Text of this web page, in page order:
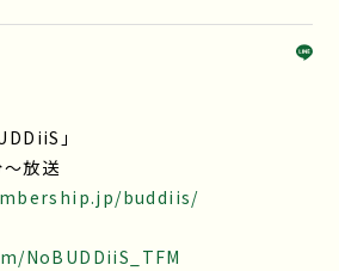
」
放送
buddiis/
NoBUDDiiS_TFM